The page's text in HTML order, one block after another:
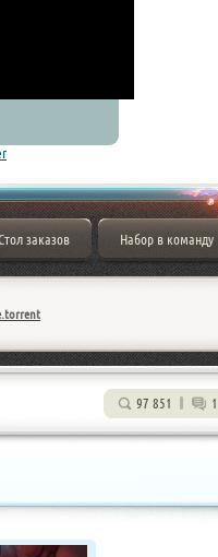
заказов Набор в команду
97 851 1